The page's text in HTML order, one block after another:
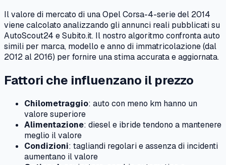
Il valore di mercato di unaOpelCorsa-4-seriedel 2014
viene calcolato analizzando gli annunci reali pubblicati su
AutoScout24 e Subito.it. Il nostro algoritmo confronta auto
simili per marca, modello e anno di immatricolazione (dal
2012al 2016) per fornire una stima accurata e aggiornata.
Fattori che influenzano il prezzo
Chilometraggio: auto con meno km hanno un
valore superiore
Alimentazione: diesel e ibride tendono a mantenere
meglio il valore
Condizioni: tagliandi regolari e assenza di incidenti
aumentano il valore